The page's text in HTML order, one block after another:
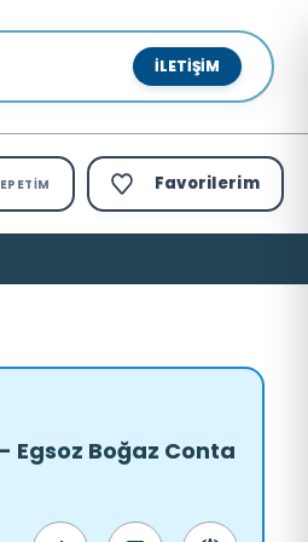
İLETIŞIM
Favorilerim
Egsoz Boğaz Conta